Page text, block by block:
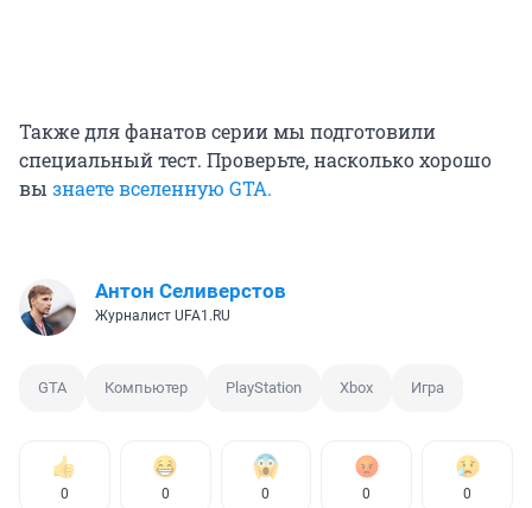
Также для фанатов серии мы подготовили
специальный тест. Проверьте, насколько хорошо
вы знаете вселенную GTA.
Антон Селиверстов
Журналист UFA1.RU
GTA Компьютер PlayStation Xbox Игра
0 0 0 0 0